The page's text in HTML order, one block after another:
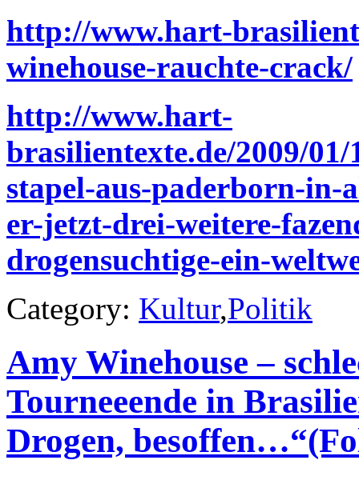
http://www.hart-
winehouse-rauchte-crack/
http://www.hart-
brasilientexte.de/2009/
stapel-aus-paderborn-in-
er-jetzt-drei-weitere-
drogensuchtige-ein-
Category: Kultur,Politik
Amy Winehouse –
Tourneeende in
Drogen,